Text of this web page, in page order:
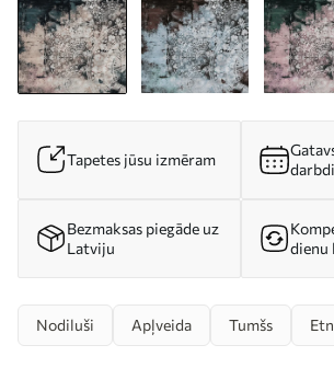
Tapetes jūsu izmēram
Bezmaksas piegāde uz
Latviju
dienu
Nodiluši Apļveida Tumšs